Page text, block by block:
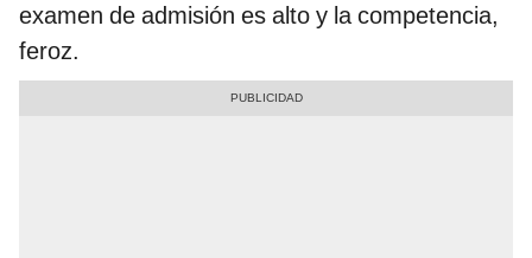
examen de admisión es alto y la competencia,
feroz.